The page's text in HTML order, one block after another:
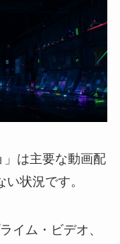
は主要な動画配
状況です。
イム・ビデオ、